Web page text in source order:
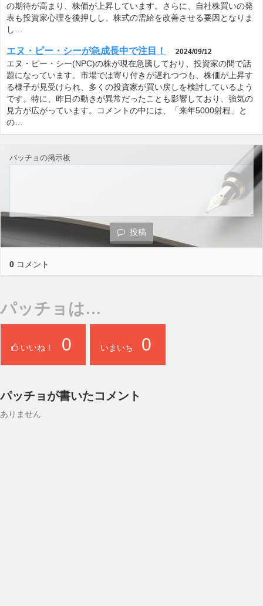
の期待が高まり、株価が上昇しています。さらに、自社株買いの発
表も投資家心理を後押しし、株式の需給を改善させる要因となりま
し…
エヌ・ピー・シーが急成長中で注目！ 2024/09/12
エヌ・ピー・シー(NPC)の株が現在急騰しており、投資家の間で話
題になっています。市場では寄り付きが遅れつつも、株価が上昇す
る様子が見受けられ、多くの投資家が買い戻しを検討しているよう
です。特に、昨日の動きが異常だったことも影響しており、強気の
見方が広がっています。コメントの中には、「来年5000射程」と
の…
パッチョの掲示板
投稿
0 コメント
パッチョは…
いいね！ 0 いまいち 0
パッチョが書いたコメント
ありません